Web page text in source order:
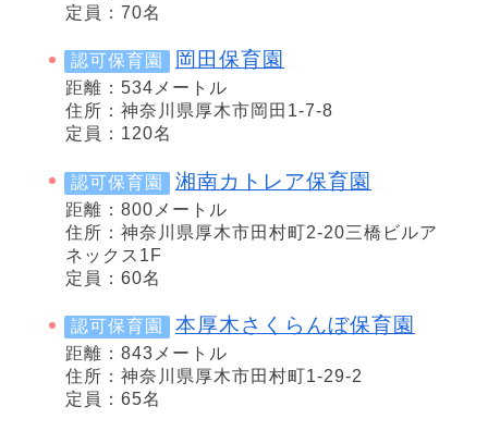
定員：70名
認可保育園 岡田保育園
距離：534メートル
住所：神奈川県厚木市岡田1-7-8
定員：120名
認可保育園 湘南カトレア保育園
距離：800メートル
住所：神奈川県厚木市田村町2-20三橋ビルア
ネックス1F
定員：60名
認可保育園 本厚木さくらんぼ保育園
距離：843メートル
住所：神奈川県厚木市田村町1-29-2
定員：65名